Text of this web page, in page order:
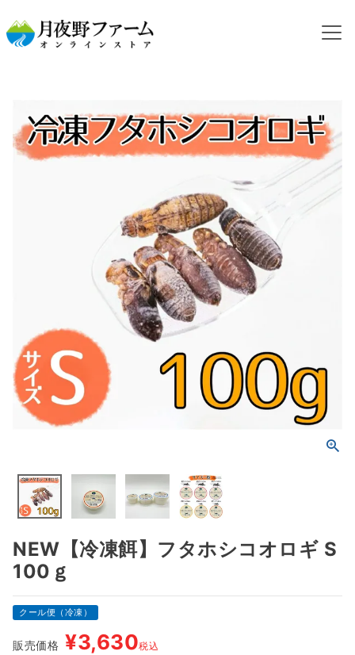
NEW【冷凍餌】フタホシコオロギ S 100ｇ
NEW【冷凍餌】フタホシコオロギ S
100ｇ
クール便（冷凍）
販売価格 ¥3,630税込